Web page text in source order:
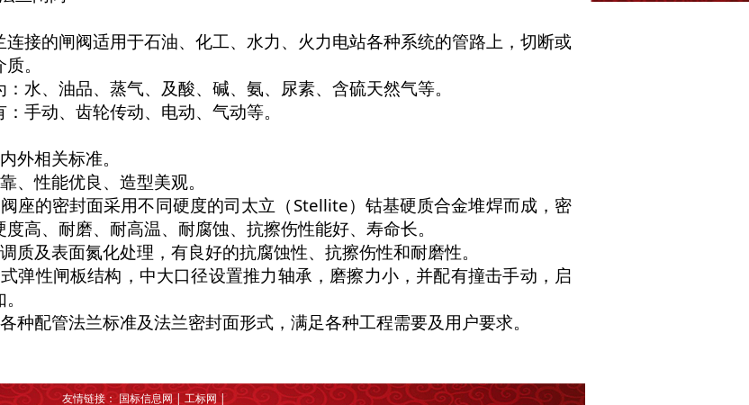
连接的闸阀适用于石油、化工、水力、火力电站各种系统的管路上，切断或
。
水、油品、蒸气、及酸、碱、氨、尿素、含硫天然气等。
手动、齿轮传动、电动、气动等。
外相关标准。
、性能优良、造型美观。
座的密封面采用不同硬度的司太立（Stellite）钴基硬质合金堆焊而成，密
高、耐磨、耐高温、耐腐蚀、抗擦伤性能好、寿命长。
质及表面氮化处理，有良好的抗腐蚀性、抗擦伤性和耐磨性。
弹性闸板结构，中大口径设置推力轴承，磨擦力小，并配有撞击手动，启
种配管法兰标准及法兰密封面形式，满足各种工程需要及用户要求。
友情链接：国标信息网| 工标网 |